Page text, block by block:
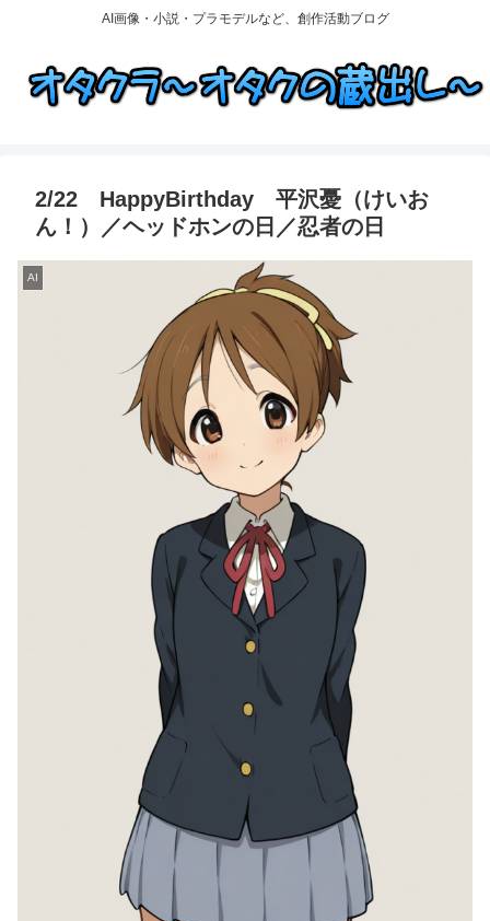
AI画像・小説・プラモデルなど、創作活動ブログ
2/22 HappyBirthday 平沢憂（けいお
ん！）／ヘッドホンの日／忍者の日
AI